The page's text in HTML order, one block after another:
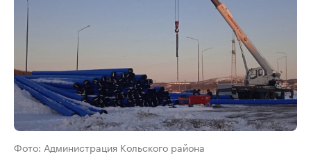
Фото: Администрация Кольского района